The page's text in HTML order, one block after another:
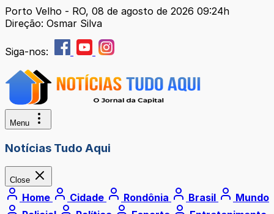
Porto Velho - RO, 08 de agosto de 2026 09:24h
Direção: Osmar Silva
Siga-nos:
Menu
Notícias Tudo Aqui
Close
Home Cidade Rondônia Brasil
Mundo